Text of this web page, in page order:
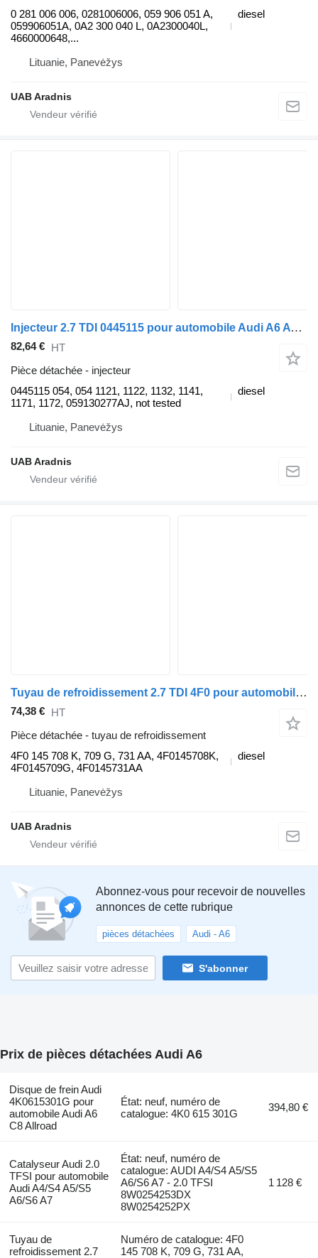
0 281 006 006, 0281006006, 059 906 051 A,
059906051A, 0A2 300 040 L, 0A2300040L,
4660000648,...
diesel
Lituanie, Panevėžys
UAB Aradnis
Injecteur 2.7 TDI 0445115 pour automobile Audi A6 Avant (4F5, C6)
82,64 € HT
Pièce détachée - injecteur
0445115 054, 054 1121, 1122, 1132, 1141,
1171, 1172, 059130277AJ, not tested
diesel
Lituanie, Panevėžys
UAB Aradnis
Tuyau de refroidissement 2.7 TDI 4F0 pour automobile Audi A6 Avant (4F5, C6)
74,38 € HT
Pièce détachée - tuyau de refroidissement
4F0 145 708 K, 709 G, 731 AA, 4F0145708K,
4F0145709G, 4F0145731AA
diesel
Lituanie, Panevėžys
UAB Aradnis
Abonnez-vous pour recevoir de nouvelles
annonces de cette rubrique
pièces détachées Audi - A6
S'abonner
Prix de pièces détachées Audi A6
Disque de frein Audi
4K0615301G pour
automobile Audi A6
C8 Allroad
État: neuf, numéro de
catalogue: 4K0 615 301G
394,80 €
Catalyseur Audi 2.0
TFSI pour automobile
Audi A4/S4 A5/S5
A6/S6 A7
État: neuf, numéro de
catalogue: AUDI A4/S4 A5/S5
A6/S6 A7 - 2.0 TFSI
8W0254253DX
8W0254252PX
1 128 €
Tuyau de
refroidissement 2.7
Numéro de catalogue: 4F0
145 708 K, 709 G, 731 AA,